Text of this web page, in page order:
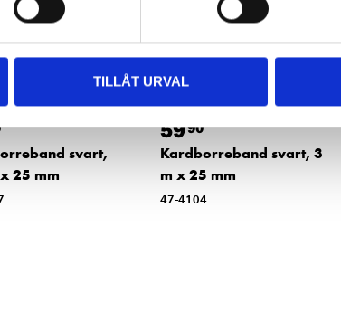
TILLÅT URVAL
svart,
25 mm
5990
Kardborreband svart, 3
m x 25 mm
47-4104